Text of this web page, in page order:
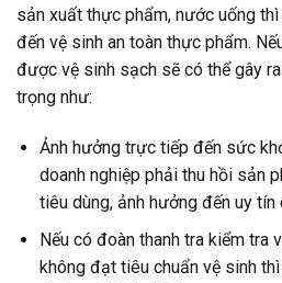
sản xuất thực phẩm, nước uống
đến vệ sinh an toàn thực phẩm.
được vệ sinh sạch sẽ có thể gây
trọng như:
Ảnh hưởng trực tiếp đến sức
doanh nghiệp phải thu hồi sản
tiêu dùng, ảnh hưởng đến uy tín
Nếu có đoàn thanh tra kiểm tra
không đạt tiêu chuẩn vệ sinh